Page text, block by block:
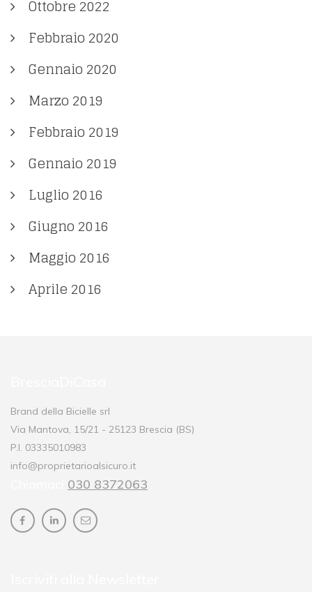
Ottobre 2022
Febbraio 2020
Gennaio 2020
Marzo 2019
Febbraio 2019
Gennaio 2019
Luglio 2016
Giugno 2016
Maggio 2016
Aprile 2016
Brand della Bicielle srl
Via Mantova, 15/21 - 25123 Brescia (BS)
P.I. 03335010983
info@proprietarioalsicuro.it
030 8372063